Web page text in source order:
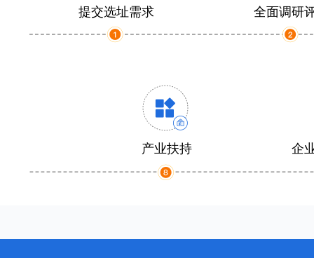
提交选址需求 全面调研
产业扶持 企